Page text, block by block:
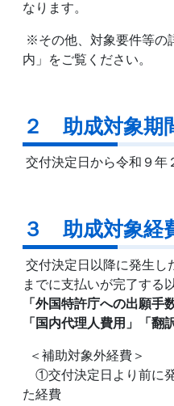
なります。
※その他、対象要件等の
内」をご覧ください。
２ 助成対象期
交付決定日から令和９年
３ 助成対象経
交付決定日以降に発生し
までに支払いが完了する
「外国特許庁への出願手
「国内代理人費用」「翻
＜補助対象外経費＞
①交付決定日より前に
た経費